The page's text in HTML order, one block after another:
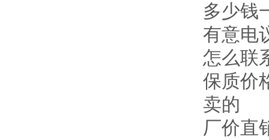
多少钱
有意电
怎么联
保质价
卖的
厂价直